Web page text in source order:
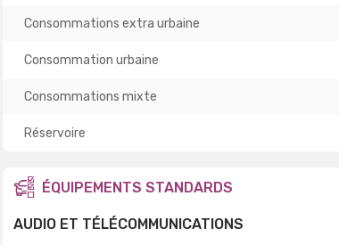
Consommations extra urbaine
Consommation urbaine
Consommations mixte
Réservoire
ÉQUIPEMENTS STANDARDS
AUDIO ET TÉLÉCOMMUNICATIONS